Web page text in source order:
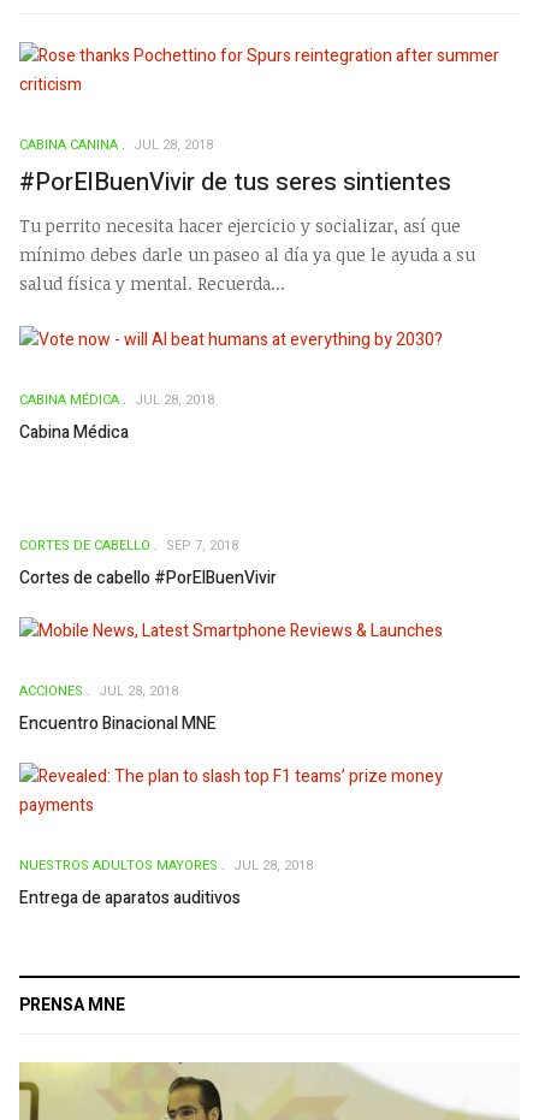
CABINA CANINA JUL 28, 2018
#PorElBuenVivir de tus seres sintientes
Tu perrito necesita hacer ejercicio y socializar, así que
mínimo debes darle un paseo al día ya que le ayuda a su
salud física y mental. Recuerda...
CABINA MÉDICA JUL 28, 2018
Cabina Médica
CORTES DE CABELLO SEP 7, 2018
Cortes de cabello #PorElBuenVivir
ACCIONES JUL 28, 2018
Encuentro Binacional MNE
NUESTROS ADULTOS MAYORES JUL 28, 2018
Entrega de aparatos auditivos
PRENSA MNE